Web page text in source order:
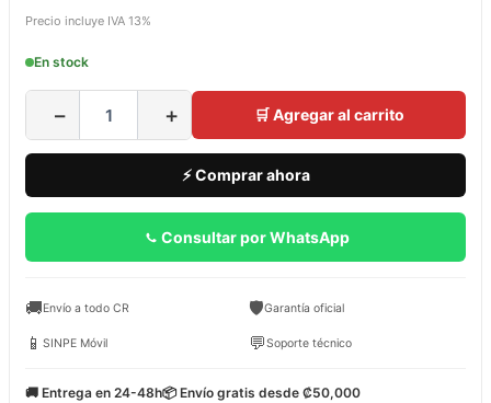
Precio incluye IVA 13%
En stock
− + 🛒 Agregar al carrito
⚡ Comprar ahora
Consultar por WhatsApp
🚚Envío a todo CR 🛡️Garantía oficial
📱 SINPE Móvil 💬Soporte técnico
🚚 Entrega en 24-48h📦 Envío gratis desde ₡50,000